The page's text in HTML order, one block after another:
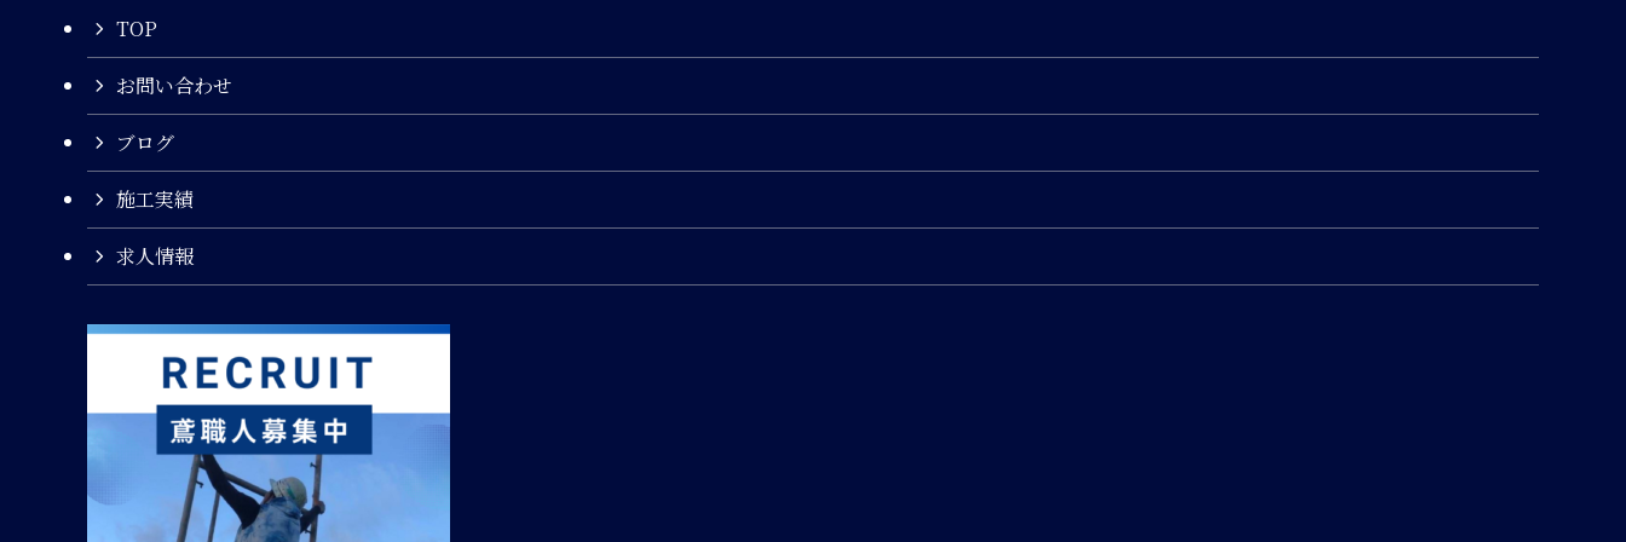
TOP
お問い合わせ
ブログ
施工実績
求人情報